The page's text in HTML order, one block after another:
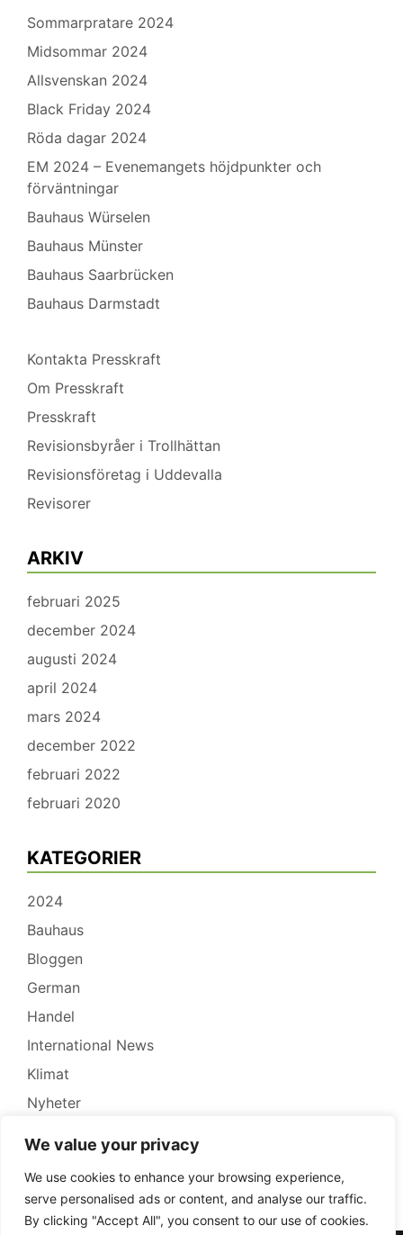
We value your privacy
We use cookies to enhance your browsing experience,
serve personalised ads or content, and analyse our traffic.
By clicking "Accept All", you consent to our use of cookies.
Sommarpratare 2024
Midsommar 2024
Allsvenskan 2024
Black Friday 2024
Röda dagar 2024
EM 2024 – Evenemangets höjdpunkter och
förväntningar
Bauhaus Würselen
Bauhaus Münster
Bauhaus Saarbrücken
Bauhaus Darmstadt
Kontakta Presskraft
Om Presskraft
Presskraft
Revisionsbyråer i Trollhättan
Revisionsföretag i Uddevalla
Revisorer
ARKIV
februari 2025
december 2024
augusti 2024
april 2024
mars 2024
december 2022
februari 2022
februari 2020
KATEGORIER
2024
Bauhaus
Bloggen
German
Handel
International News
Klimat
Nyheter
Recensioner
Redovisning